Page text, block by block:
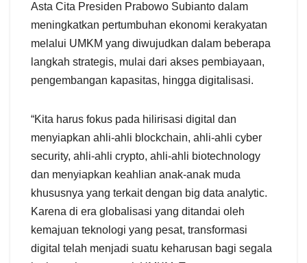
Asta Cita Presiden Prabowo Subianto dalam
meningkatkan pertumbuhan ekonomi kerakyatan
melalui UMKM yang diwujudkan dalam beberapa
langkah strategis, mulai dari akses pembiayaan,
pengembangan kapasitas, hingga digitalisasi.
“Kita harus fokus pada hilirisasi digital dan
menyiapkan ahli-ahli blockchain, ahli-ahli cyber
security, ahli-ahli crypto, ahli-ahli biotechnology
dan menyiapkan keahlian anak-anak muda
khususnya yang terkait dengan big data analytic.
Karena di era globalisasi yang ditandai oleh
kemajuan teknologi yang pesat, transformasi
digital telah menjadi suatu keharusan bagi segala